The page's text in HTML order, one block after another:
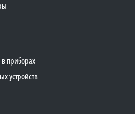
приборах
устройств